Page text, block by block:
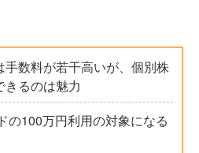
手数料が若干高いが、個別株
きるのは魅力
の100万円利用の対象になる